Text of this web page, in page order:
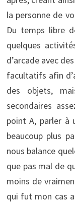
la personne de
Du temps libre
quelques
d’arcade avec
facultatifs afin
des objets,
secondaires
point A, parler à
beaucoup plus
nous balance
que pas mal de
moins de
qui fut mon cas